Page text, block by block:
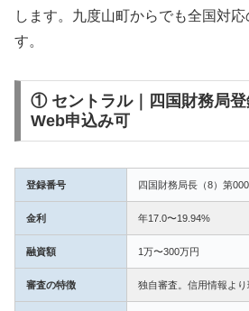
します。九度山町からでも全国対
す。
① セントラル｜四国財務局登
Web申込み可
登録番号 四国財務局長（8）第
金利 年17.0〜19.94%
融資額 1万〜300万円
審査の特徴 独自審査。信用情報よ